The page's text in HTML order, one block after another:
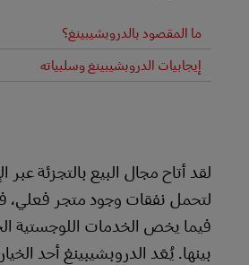
ما المقصود بالدروبشيبينغ؟
إيجابيات الدروبشيبينغ وسلبياته
لقد أتاح مجال البيع بالتجزئة
لتحمل نفقات وجود متجر فعلي،
فيما يخص الخدمات اللوجستية